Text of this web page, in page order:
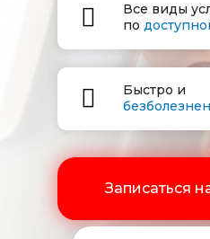
Записаться
Все виды
по
Быстро и